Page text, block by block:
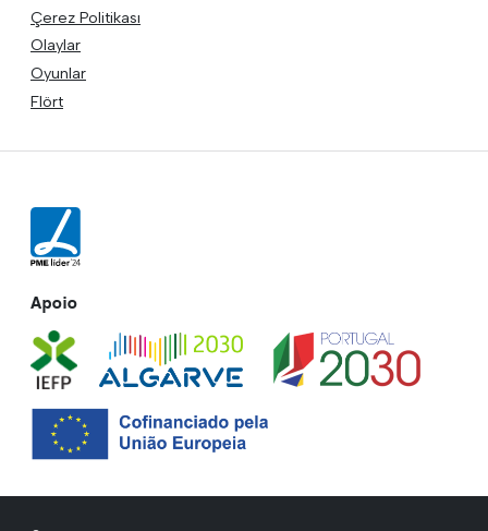
Çerez Politikası
Olaylar
Oyunlar
Flört
Apoio